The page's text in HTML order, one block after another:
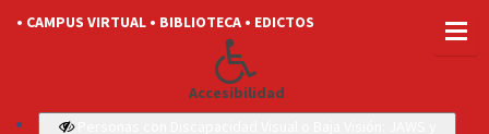
• CAMPUS VIRTUAL • BIBLIOTECA • EDICTOS
Accesibilidad